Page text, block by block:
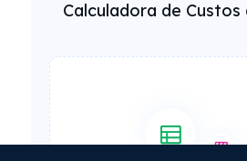
Calculadora de Custos